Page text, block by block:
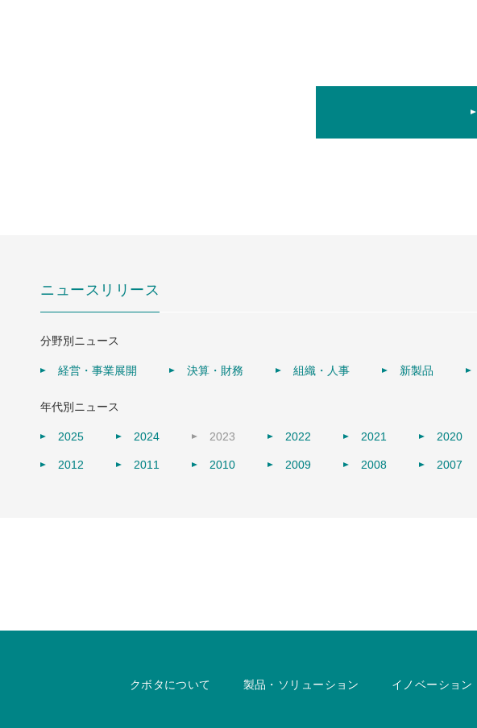
ニュースリリース
分野別ニュース
経営・事業展開 決算・財務 組織・人事 新製品
年代別ニュース
2025 2024 2023 2022 2021 2020
2012 2011 2010 2009 2008 2007
クボタについて 製品・ソリューション イノベーション